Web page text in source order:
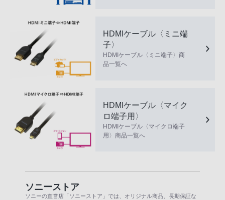
HDMIケーブル〈ミニ端
子〉
HDMIケーブル〈ミニ端子〉商
品一覧へ
HDMIケーブル〈マイク
ロ端子用〉
HDMIケーブル〈マイクロ端子
用〉商品一覧へ
ソニーストア
ソニーの直営店「ソニーストア」では、オリジナル商品、長期保証な